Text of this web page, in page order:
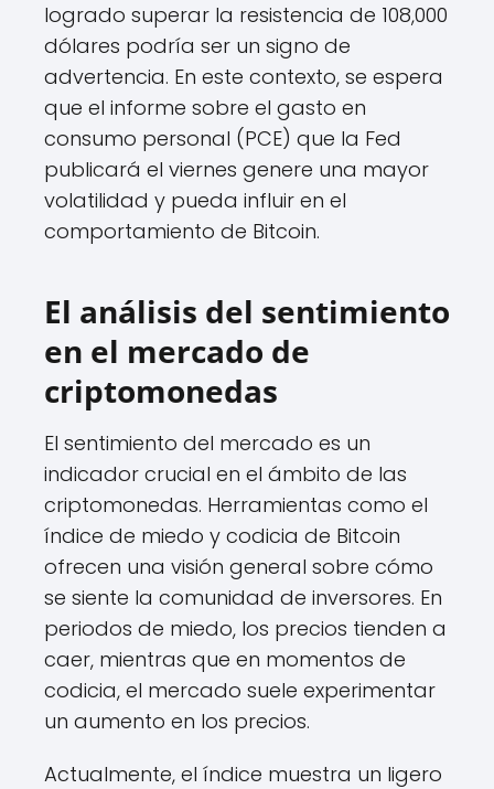
logrado superar la resistencia de 108,000
dólares podría ser un signo de
advertencia. En este contexto, se espera
que el informe sobre el gasto en
consumo personal (PCE) que la Fed
publicará el viernes genere una mayor
volatilidad y pueda influir en el
comportamiento de Bitcoin.
El análisis del sentimiento
en el mercado de
criptomonedas
El sentimiento del mercado es un
indicador crucial en el ámbito de las
criptomonedas. Herramientas como el
índice de miedo y codicia de Bitcoin
ofrecen una visión general sobre cómo
se siente la comunidad de inversores. En
periodos de miedo, los precios tienden a
caer, mientras que en momentos de
codicia, el mercado suele experimentar
un aumento en los precios.
Actualmente, el índice muestra un ligero